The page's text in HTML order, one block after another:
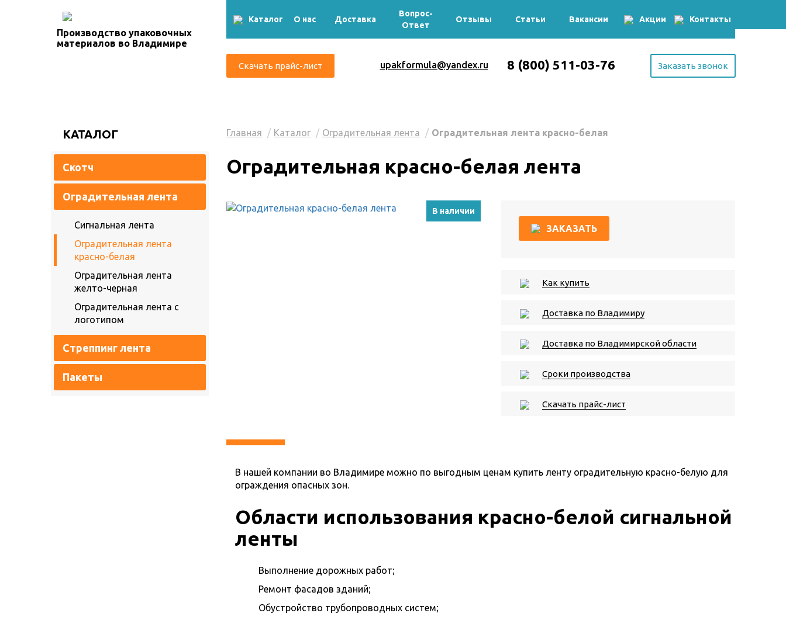
Производство упаковочных
материалов во Владимире
Каталог О нас Доставка
Вопрос-
Ответ
Отзывы Статьи Вакансии Акции Контакты
Скачать прайс-лист upakformula@yandex.ru 8 (800) 511-03-76 Заказать звонок
Главная Каталог Оградительная лента Оградительная лента красно-белая
Оградительная красно-белая лента
В наличии
ЗАКАЗАТЬ
Как купить
Доставка по Владимиру
Доставка по Владимирской области
Сроки производства
Скачать прайс-лист
В нашей компании во Владимире можно по выгодным ценам купить ленту оградительную красно-белую для
ограждения опасных зон.
Области использования красно-белой сигнальной
ленты
Выполнение дорожных работ;
Ремонт фасадов зданий;
Обустройство трубопроводных систем;
КАТАЛОГ
Скотч
Оградительная лента
Сигнальная лента
Оградительная лента
красно-белая
Оградительная лента
желто-черная
Оградительная лента с
логотипом
Стреппинг лента
Пакеты